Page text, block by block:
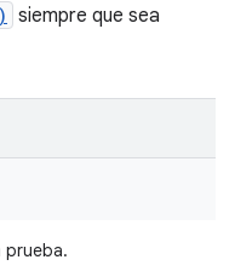
siempre que sea
prueba.